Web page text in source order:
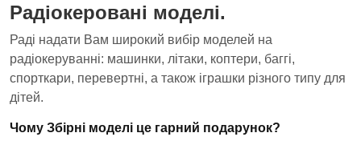
Радіокеровані моделі.
Раді надати Вам широкий вибір моделей на
радіокеруванні: машинки, літаки, коптери, баггі,
спорткари, перевертні, а також іграшки різного типу для
дітей.
Чому Збірні моделі це гарний подарунок?